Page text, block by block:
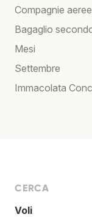
Compagnie aeree
Bagaglio
Mesi
Settembre
Immacolata
CERCA
Voli